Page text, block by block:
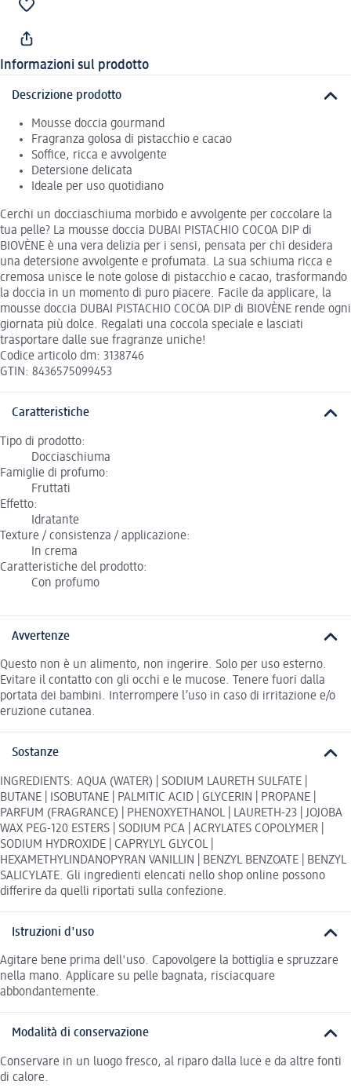
Informazioni sul prodotto
Descrizione prodotto
Mousse doccia gourmand
Fragranza golosa di pistacchio e cacao
Soffice, ricca e avvolgente
Detersione delicata
Ideale per uso quotidiano
Cerchi un docciaschiuma morbido e avvolgente per coccolare la
tua pelle? La mousse doccia DUBAI PISTACHIO COCOA DIP di
BIOVÈNE è una vera delizia per i sensi, pensata per chi desidera
una detersione avvolgente e profumata. La sua schiuma ricca e
cremosa unisce le note golose di pistacchio e cacao, trasformando
la doccia in un momento di puro piacere. Facile da applicare, la
mousse doccia DUBAI PISTACHIO COCOA DIP di BIOVÈNE rende ogni
giornata più dolce. Regalati una coccola speciale e lasciati
trasportare dalle sue fragranze uniche!
Codice articolo dm: 3138746
GTIN: 8436575099453
Caratteristiche
Tipo di prodotto:
Docciaschiuma
Famiglie di profumo:
Fruttati
Effetto:
Idratante
Texture / consistenza / applicazione:
In crema
Caratteristiche del prodotto:
Con profumo
Avvertenze
Questo non è un alimento, non ingerire. Solo per uso esterno.
Evitare il contatto con gli occhi e le mucose. Tenere fuori dalla
portata dei bambini. Interrompere l’uso in caso di irritazione e/o
eruzione cutanea.
Sostanze
INGREDIENTS: AQUA (WATER) | SODIUM LAURETH SULFATE |
BUTANE | ISOBUTANE | PALMITIC ACID | GLYCERIN | PROPANE |
PARFUM (FRAGRANCE) | PHENOXYETHANOL | LAURETH-23 | JOJOBA
WAX PEG-120 ESTERS | SODIUM PCA | ACRYLATES COPOLYMER |
SODIUM HYDROXIDE | CAPRYLYL GLYCOL |
HEXAMETHYLINDANOPYRAN VANILLIN | BENZYL BENZOATE | BENZYL
SALICYLATE. Gli ingredienti elencati nello shop online possono
differire da quelli riportati sulla confezione.
Istruzioni d'uso
Agitare bene prima dell'uso. Capovolgere la bottiglia e spruzzare
nella mano. Applicare su pelle bagnata, risciacquare
abbondantemente.
Modalità di conservazione
Conservare in un luogo fresco, al riparo dalla luce e da altre fonti
di calore.